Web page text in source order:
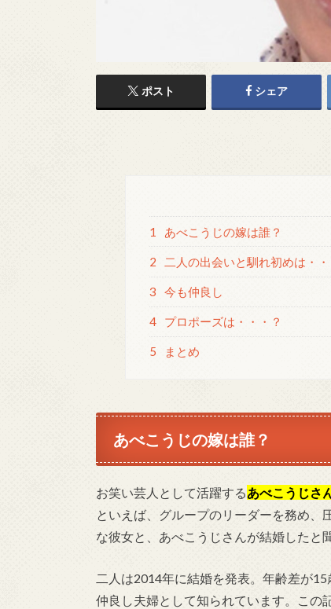
ポスト シェア
1 あべこうじの嫁は誰？
2 二人の出会いと馴れ初めは・・
3 今も仲良し
4 プロポーズは・・・？
5 まとめ
あべこうじの嫁は誰？
お笑い芸人として活躍するあべこうじさ
といえば、グループのリーダーを務め、
な彼女と、あべこうじさんが結婚したと
二人は2014年に結婚を発表。年齢差が
仲良し夫婦として知られています。この